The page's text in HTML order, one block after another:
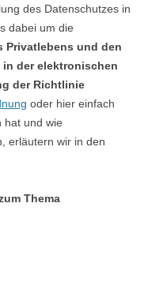
des Datenschutzes in
dabei um die
Privatlebens und den
in der elektronischen
der Richtlinie
oder hier einfach
hat und wie
erläutern wir in den
Thema